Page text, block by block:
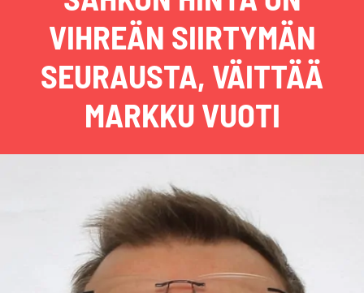
VIHREÄN SIIRTYMÄN
SEURAUSTA, VÄITTÄÄ
MARKKU VUOTI